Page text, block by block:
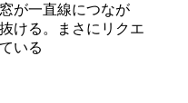
が一直線につなが
ける。まさにリクエ
いる